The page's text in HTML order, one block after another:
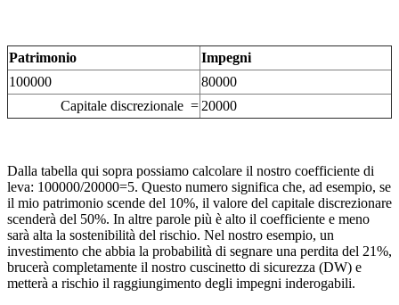
Patrimonio
Impegni
100000
80000
Capitale discrezionale = 20000
Dalla tabella qui sopra possiamo calcolare il nostro coefficiente di
leva: 100000/20000=5. Questo numero significa che, ad esempio, se
il mio patrimonio scende del 10%, il valore del capitale discrezionare
scenderà del 50%. In altre parole più è alto il coefficiente e meno
sarà alta la sostenibilità del rischio. Nel nostro esempio, un
investimento che abbia la probabilità di segnare una perdita del 21%,
brucerà completamente il nostro cuscinetto di sicurezza (DW) e
metterà a rischio il raggiungimento degli impegni inderogabili.